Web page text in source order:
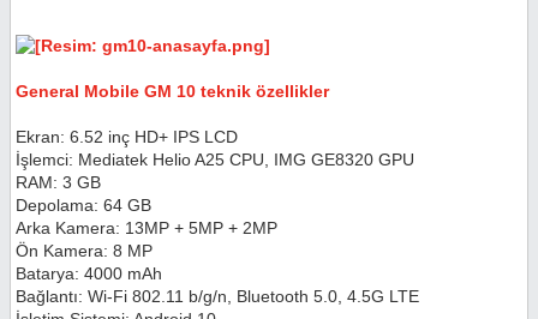
General Mobile GM 10 teknik özellikler
Ekran: 6.52 inç HD+ IPS LCD
İşlemci: Mediatek Helio A25 CPU, IMG GE8320 GPU
RAM: 3 GB
Depolama: 64 GB
Arka Kamera: 13MP + 5MP + 2MP
Ön Kamera: 8 MP
Batarya: 4000 mAh
Bağlantı: Wi-Fi 802.11 b/g/n, Bluetooth 5.0, 4.5G LTE